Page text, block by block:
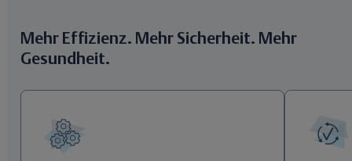
Mehr Effizienz. Mehr Sicherheit. Mehr
Gesundheit.